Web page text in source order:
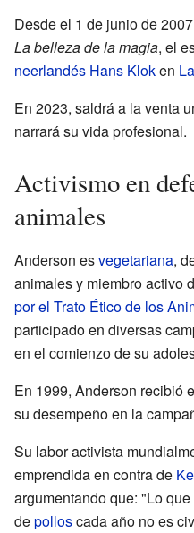
Desde el 1 de junio de
La belleza de la magia, el
neerlandés Hans Kloken
En 2023, saldrá a la venta
narrará su vida profesional.
Activismo en
animales
Anderson esvegetariana,
animales y miembro activo
por el Trato Ético de los
participado en diversas
en el comienzo de su
En 1999, Anderson recibió
su desempeño en la
Su labor activista
emprendida en contra de
argumentando que: "Lo
depolloscada año no es